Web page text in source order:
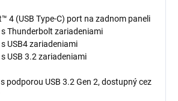
4 (USB Type-C) port na zadnom paneli
Thunderbolt zariadeniami
USB4 zariadeniami
USB 3.2 zariadeniami
podporou USB 3.2 Gen 2, dostupný cez